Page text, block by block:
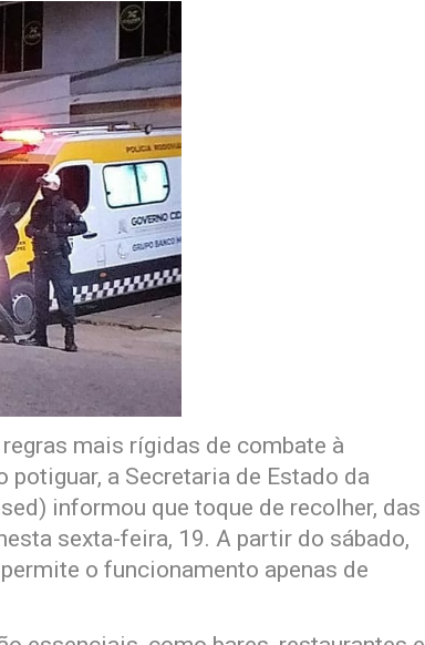
mais rígidas de combate à
a Secretaria de Estado da
informou que toque de recolher, das
sexta-feira, 19. A partir do sábado,
o funcionamento apenas de